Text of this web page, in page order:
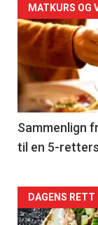
Forsiden
akkurat
nå
-
5
MATKURS OG
Sammenlign
til en 5-
Forsiden
DAGENS RETT